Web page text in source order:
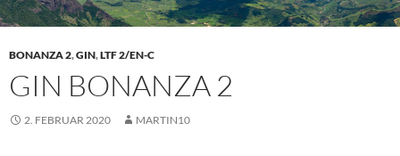
BONANZA 2,GIN,LTF 2/EN-C
GIN BONANZA 2
2. FEBRUAR 2020 MARTIN10